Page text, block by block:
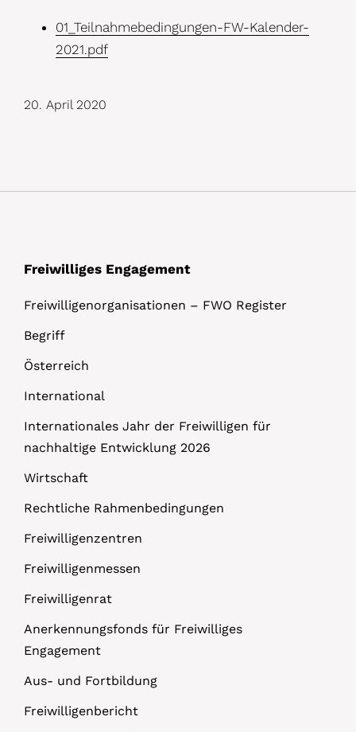
01_Teilnahmebedingungen-FW-Kalender-
2021.pdf
20. April 2020
Freiwilliges Engagement
Freiwilligenorganisationen – FWO Register
Begriff
Österreich
International
Internationales Jahr der Freiwilligen für
nachhaltige Entwicklung 2026
Wirtschaft
Rechtliche Rahmenbedingungen
Freiwilligenzentren
Freiwilligenmessen
Freiwilligenrat
Anerkennungsfonds für Freiwilliges
Engagement
Aus- und Fortbildung
Freiwilligenbericht